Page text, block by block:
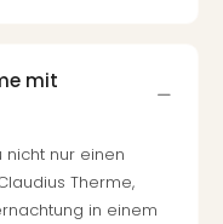
mit
nicht nur einen
Therme,
in einem